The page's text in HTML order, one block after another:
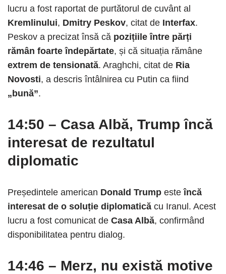
lucru a fost raportat de purtătorul de cuvânt al
Kremlinului, Dmitry Peskov, citat de Interfax.
Peskov a precizat însă că pozițiile între părți
rămân foarte îndepărtate, și că situația rămâne
extrem de tensionată. Araghchi, citat de Ria
Novosti, a descris întâlnirea cu Putin ca fiind
„bună”.
14:50 – Casa Albă, Trump încă
interesat de rezultatul
diplomatic
Președintele american Donald Trump esteîncă
interesat de o soluție diplomatică cu Iranul. Acest
lucru a fost comunicat de Casa Albă, confirmând
disponibilitatea pentru dialog.
14:46 – Merz, nu există motive